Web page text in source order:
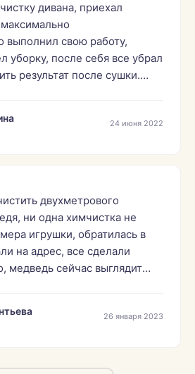
дивана, приехал
выполнил свою работу,
уборку, после себя все убрал
результат после сушки.
идеально чистый,
Огромное спасибо,
24 июня 2022
двухметрового
ни одна химчистка не
игрушки, обратилась в
на адрес, все сделали
медведь сейчас выглядит
прикроватный
за работу,
друзьям и знакомым эту
26 января 2023